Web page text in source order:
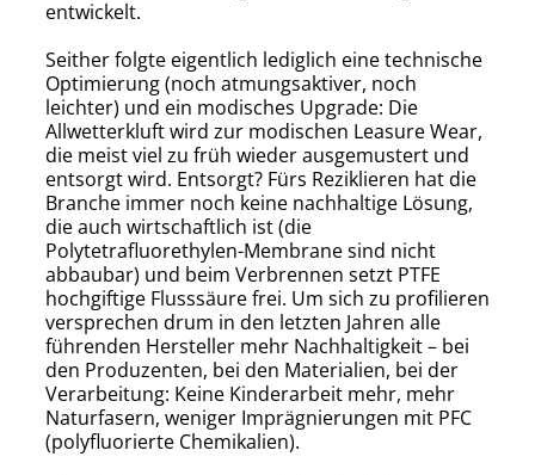
entwickelt.
Seither folgte eigentlich lediglich eine technische
Optimierung (noch atmungsaktiver, noch
leichter) und ein modisches Upgrade: Die
Allwetterkluft wird zur modischen Leasure Wear,
die meist viel zu früh wieder ausgemustert und
entsorgt wird. Entsorgt? Fürs Reziklieren hat die
Branche immer noch keine nachhaltige Lösung,
die auch wirtschaftlich ist (die
Polytetrafluorethylen-Membrane sind nicht
abbaubar) und beim Verbrennen setzt PTFE
hochgiftige Flusssäure frei. Um sich zu profilieren
versprechen drum in den letzten Jahren alle
führenden Hersteller mehr Nachhaltigkeit – bei
den Produzenten, bei den Materialien, bei der
Verarbeitung: Keine Kinderarbeit mehr, mehr
Naturfasern, weniger Imprägnierungen mit PFC
(polyfluorierte Chemikalien).